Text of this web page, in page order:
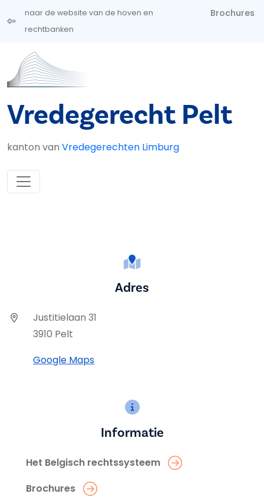
Overslaan en naar de inhoud gaan
naar de website van de hoven en
rechtbanken
Brochures
Vredegerecht Pelt
kanton van Vredegerechten Limburg
Adres
Justitielaan 31
3910 Pelt
Google Maps
Informatie
Het Belgisch rechtssysteem
Brochures